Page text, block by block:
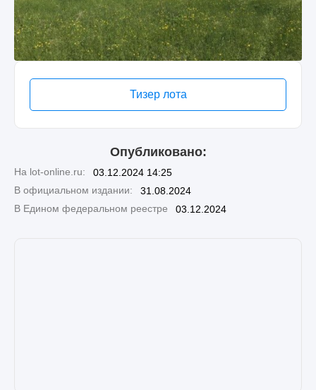
Тизер лота
Опубликовано:
На lot-online.ru:
03.12.2024 14:25
В официальном издании:
31.08.2024
В Едином федеральном реестре
03.12.2024